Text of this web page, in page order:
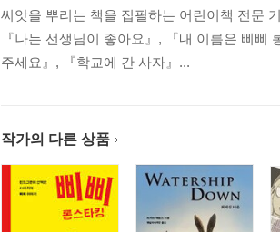
씨앗을 뿌리는 책을 집필하는 어린이책 전문
『나는 선생님이 좋아요』, 『내 이름은 삐
주세요』, 『학교에 간 사자』...
작가의 다른 상품